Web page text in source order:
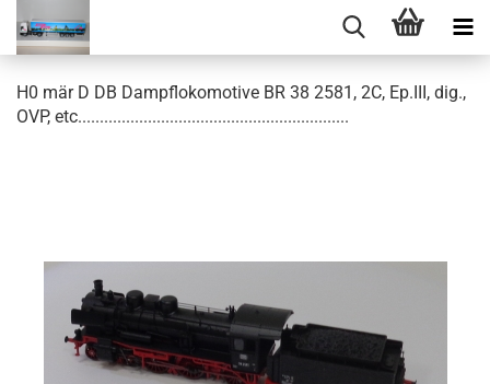
H0 mär D DB Dampflokomotive BR 38 2581, 2C, Ep.III, dig.,
OVP, etc..............................................................